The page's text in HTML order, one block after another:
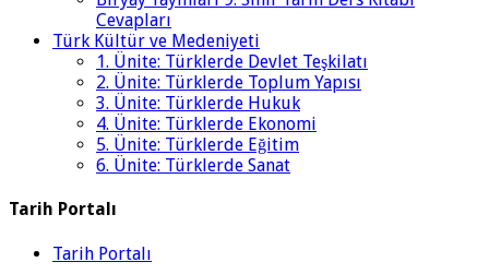
Cevapları
Türk Kültür ve Medeniyeti
1. Ünite: Türklerde Devlet Teşkilatı
2. Ünite: Türklerde Toplum Yapısı
3. Ünite: Türklerde Hukuk
4. Ünite: Türklerde Ekonomi
5. Ünite: Türklerde Eğitim
6. Ünite: Türklerde Sanat
Tarih Portalı
Tarih Portalı